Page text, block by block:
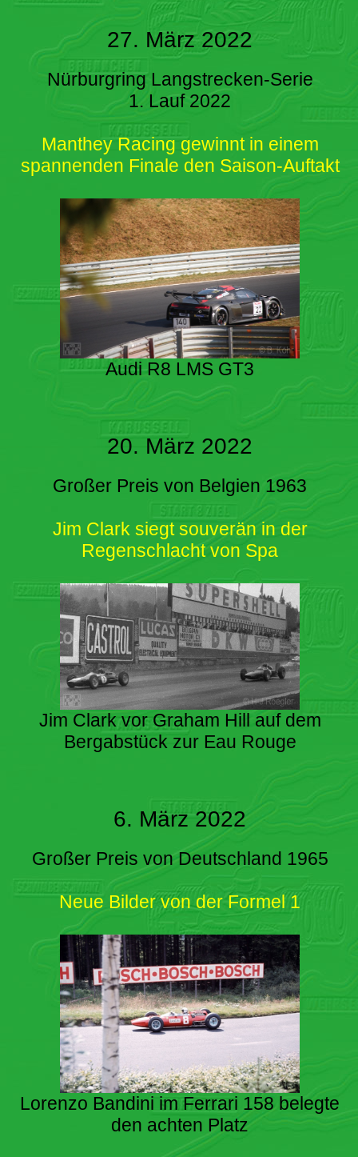
27. März 2022
Nürburgring Langstrecken-Serie
1. Lauf 2022
Manthey Racing gewinnt in einem
spannenden Finale den Saison-Auftakt
Audi R8 LMS GT3
20. März 2022
Großer Preis von Belgien 1963
Jim Clark siegt souverän in der
Regenschlacht von Spa
Jim Clark vor Graham Hill auf dem
Bergabstück zur Eau Rouge
6. März 2022
Großer Preis von Deutschland 1965
Neue Bilder von der Formel 1
Lorenzo Bandini im Ferrari 158 belegte
den achten Platz